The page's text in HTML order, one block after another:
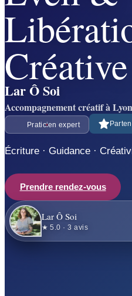
Créative
Lar Ô Soi
Accompagnement créatif à Lyon
Praticien expert
Écriture · Guidance ·
Prendre rendez-vous
Lar Ô Soi
★ 5.0 · 3 avis